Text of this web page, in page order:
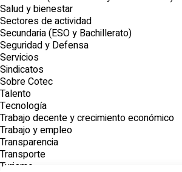
Salud y bienestar
Sectores de actividad
Secundaria (ESO y Bachillerato)
Seguridad y Defensa
Servicios
Sindicatos
Sobre Cotec
Talento
Tecnología
Trabajo decente y crecimiento económico
Trabajo y empleo
Transparencia
Transporte
Turismo